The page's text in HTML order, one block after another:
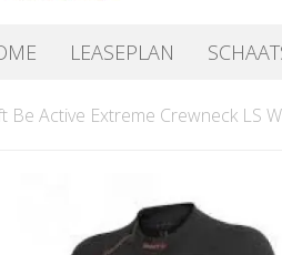
LEASEPLAN
Be Active Extreme Crewneck LS